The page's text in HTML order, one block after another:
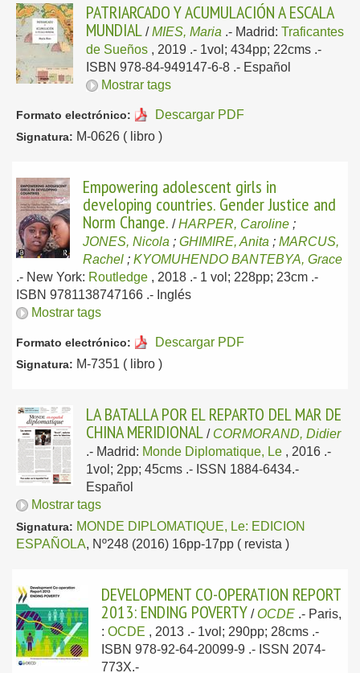
PATRIARCADO Y ACUMULACIÓN A ESCALA
MUNDIAL /MIES, Maria .- Madrid: Traficantes
de Sueños , 2019 .- 1vol; 434pp; 22cms .-
ISBN 978-84-949147-6-8 .- Español
Mostrar tags
Formato electrónico: Descargar PDF
Signatura: M-0626 ( libro )
Empowering adolescent girls in
developing countries. Gender Justice and
Norm Change. /HARPER, Caroline ;
JONES, Nicola ; GHIMIRE, Anita ; MARCUS,
Rachel ; KYOMUHENDO BANTEBYA, Grace
.- New York: Routledge , 2018 .- 1 vol; 228pp; 23cm .-
ISBN 9781138747166 .- Inglés
Mostrar tags
Formato electrónico: Descargar PDF
Signatura: M-7351 ( libro )
LA BATALLA POR EL REPARTO DEL MAR DE
CHINA MERIDIONAL / CORMORAND, Didier
.- Madrid: Monde Diplomatique, Le , 2016 .-
1vol; 2pp; 45cms .- ISSN 1884-6434.-
Español
Mostrar tags
Signatura: MONDE DIPLOMATIQUE, Le: EDICION
ESPAÑOLA, Nº248 (2016) 16pp-17pp ( revista )
DEVELOPMENT CO-OPERATION REPORT
2013: ENDING POVERTY / OCDE .- Paris,
: OCDE , 2013 .- 1vol; 290pp; 28cms .-
ISBN 978-92-64-20099-9 .- ISSN 2074-
773X.-